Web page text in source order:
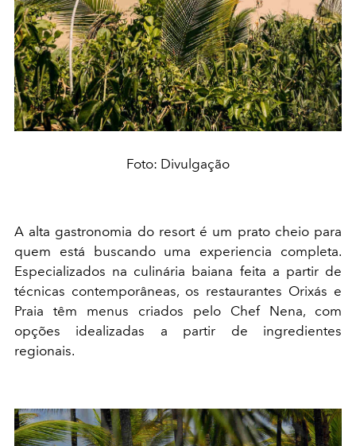
Foto: Divulgação
A alta gastronomia do resort é um prato cheio para
quem está buscando uma experiencia completa.
Especializados na culinária baiana feita a partir de
técnicas contemporâneas, os restaurantes Orixás e
Praia têm menus criados pelo Chef Nena, com
opções idealizadas a partir de ingredientes
regionais.